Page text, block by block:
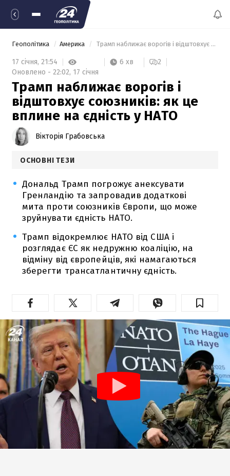
Геополітика Америка Трамп наближає ворогів і відштовхує союзників: як це вплине на єдність у НАТО
17 січня, 21:54 6 хв
2
Оновлено - 22:02, 17 січня
Трамп наближає ворогів і
відштовхує союзників: як це
вплине на єдність у НАТО
Вікторія Грабовська
ОСНОВНІ ТЕЗИ
Дональд Трамп погрожує анексувати
Гренландію та запровадив додаткові
мита проти союзників Європи, що може
зруйнувати єдність НАТО.
Трамп відокремлює НАТО від США і
розглядає ЄС як недружню коаліцію, на
відміну від європейців, які намагаються
зберегти трансатлантичну єдність.